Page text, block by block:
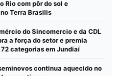
Rio com pôr do sol e
Terra Brasilis
do Sincomercio e da CDL
a força do setor e premia
categorias em Jundiaí
continua aquecido no